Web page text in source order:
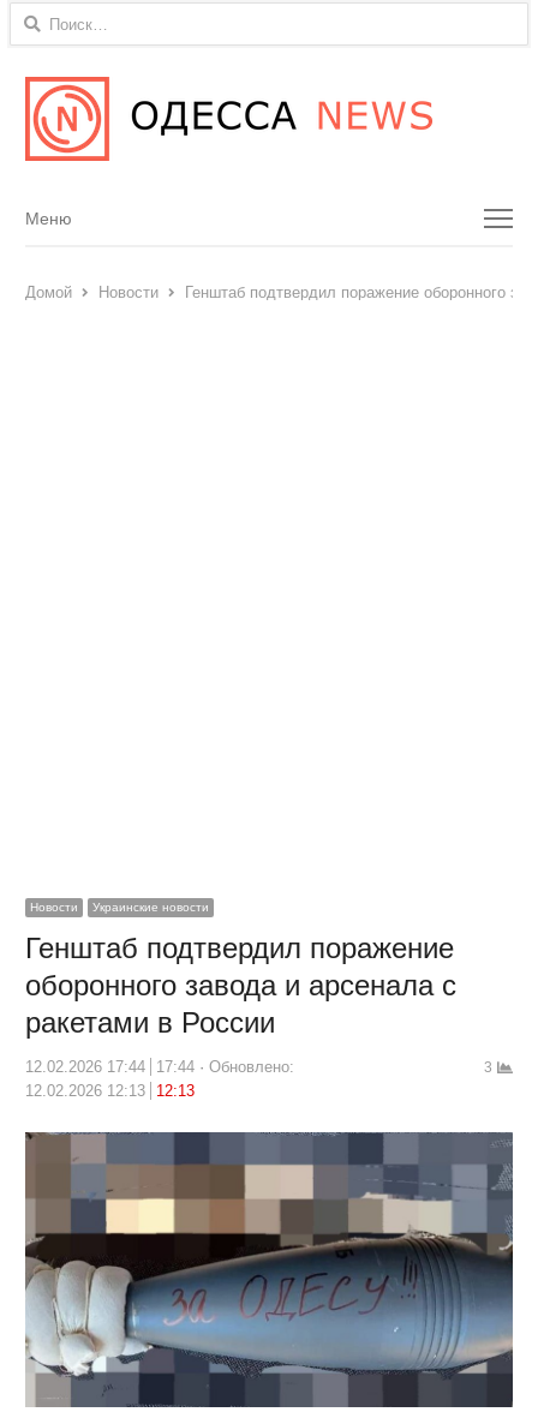
Найти:
Menu
Меню
Домой Новости Генштаб подтвердил поражение оборонного
Новости Украинские новости
Генштаб подтвердил поражение
оборонного завода и арсенала с
ракетами в России
12.02.2026 17:44 17:44
Обновлено:
12.02.2026 12:13
12:13
3